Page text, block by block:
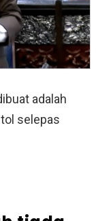
adalah
selepas